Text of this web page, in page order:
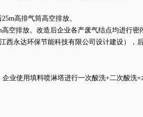
高排气筒高空排放。
空排放。改造后企业各产废气结点均进行密
永达环保节能科技有限公司设计建设），
业使用填料喷淋塔进行一次酸洗+二次酸洗